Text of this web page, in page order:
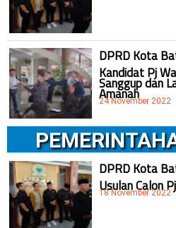
DPRD Kota
Kandidat Pj
Sanggup dan
Amanah
24 November 2022
DPRD Kota
Usulan Calon
18 November 2022